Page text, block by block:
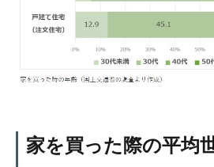
家を買った際の平均